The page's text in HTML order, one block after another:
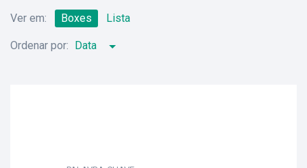
Ver em: Boxes Lista
Ordenar por: Data